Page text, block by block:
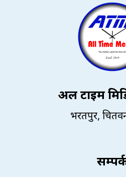
अल टाइम
भरतपुर,